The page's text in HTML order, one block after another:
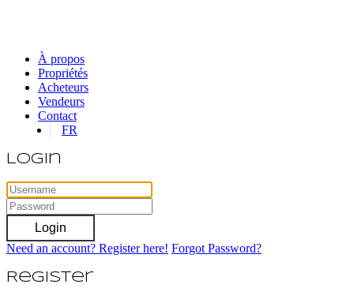
À propos
Propriétés
Acheteurs
Vendeurs
Contact
FR
Login
Login
Need an account? Register here! Forgot Password?
Register